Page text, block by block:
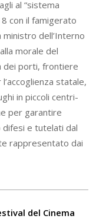
al “sistema
con il famigerato
ministro dell’Interno
morale del
dei porti, frontiere
statale,
in piccoli centri-
per garantire
difesi e tutelati dal
rappresentato dai
del Cinema